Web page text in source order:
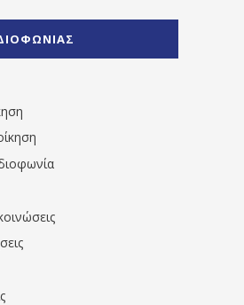
" artist="" ]